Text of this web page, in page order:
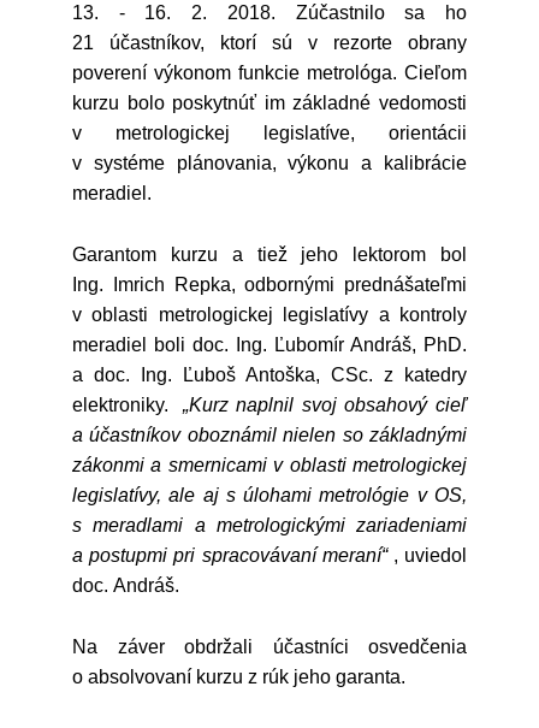
13. - 16. 2. 2018. Zúčastnilo sa ho
21 účastníkov, ktorí sú v rezorte obrany
poverení výkonom funkcie metrológa. Cieľom
kurzu bolo poskytnúť im základné vedomosti
v metrologickej legislatíve, orientácii
v systéme plánovania, výkonu a kalibrácie
meradiel.
Garantom kurzu a tiež jeho lektorom bol
Ing. Imrich Repka, odbornými prednášateľmi
v oblasti metrologickej legislatívy a kontroly
meradiel boli doc. Ing. Ľubomír Andráš, PhD.
a doc. Ing. Ľuboš Antoška, CSc. z katedry
elektroniky.
„Kurz naplnil svoj obsahový cieľ
a účastníkov oboznámil nielen so základnými
zákonmi a smernicami v oblasti metrologickej
legislatívy, ale aj s úlohami metrológie v OS,
s meradlami a metrologickými zariadeniami
a postupmi pri spracovávaní meraní“ , uviedol
doc. Andráš.
Na záver obdržali účastníci osvedčenia
o absolvovaní kurzu z rúk jeho garanta.